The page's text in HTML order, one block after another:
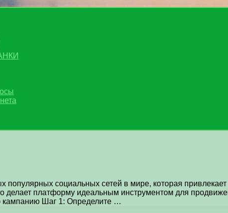
популярных социальных сетей в мире, которая
делает платформу идеальным инструментом для
кампанию Шаг 1: Определите …